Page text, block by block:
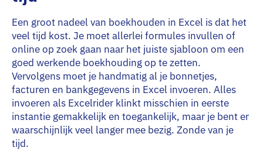
Een groot nadeel van boekhouden in Excel is dat het
veel tijd kost. Je moet allerlei formules invullen of
online op zoek gaan naar het juiste sjabloon om een
goed werkende boekhouding op te zetten.
Vervolgens moet je handmatig al je bonnetjes,
facturen en bankgegevens in Excel invoeren. Alles
invoeren als Excelrider klinkt misschien in eerste
instantie gemakkelijk en toegankelijk, maar je bent er
waarschijnlijk veel langer mee bezig. Zonde van je
tijd.